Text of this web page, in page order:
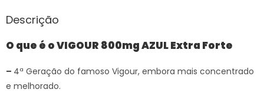
Descrição
O que é o VIGOUR 800mg AZUL Extra Forte
– 4ª Geração do famoso Vigour, embora mais concentrado
e melhorado.